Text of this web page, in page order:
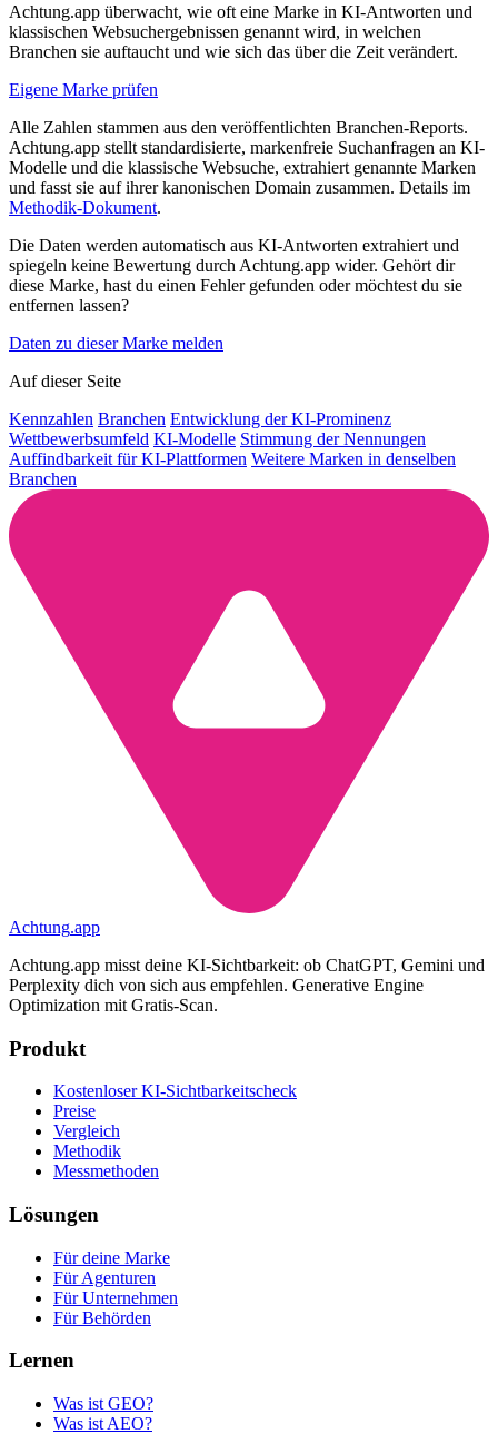
Achtung.app überwacht, wie oft eine Marke in KI-Antworten und
klassischen Websuchergebnissen genannt wird, in welchen
Branchen sie auftaucht und wie sich das über die Zeit verändert.
Eigene Marke prüfen
Alle Zahlen stammen aus den veröffentlichten Branchen-Reports.
Achtung.app stellt standardisierte, markenfreie Suchanfragen an KI-
Modelle und die klassische Websuche, extrahiert genannte Marken
und fasst sie auf ihrer kanonischen Domain zusammen. Details im
Methodik-Dokument.
Die Daten werden automatisch aus KI-Antworten extrahiert und
spiegeln keine Bewertung durch Achtung.app wider. Gehört dir
diese Marke, hast du einen Fehler gefunden oder möchtest du sie
entfernen lassen?
Daten zu dieser Marke melden
Auf dieser Seite
Kennzahlen Branchen Entwicklung der KI-Prominenz
Wettbewerbsumfeld KI-Modelle Stimmung der Nennungen
Auffindbarkeit für KI-Plattformen Weitere Marken in denselben
Branchen
Achtung.app
Achtung.app misst deine KI-Sichtbarkeit: ob ChatGPT, Gemini und
Perplexity dich von sich aus empfehlen. Generative Engine
Optimization mit Gratis-Scan.
Produkt
Kostenloser KI-Sichtbarkeitscheck
Preise
Vergleich
Methodik
Messmethoden
Lösungen
Für deine Marke
Für Agenturen
Für Unternehmen
Für Behörden
Lernen
Was ist GEO?
Was ist AEO?